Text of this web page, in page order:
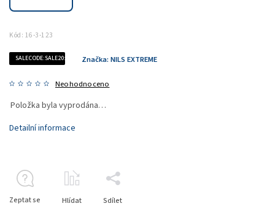
Kód: 16-3-123
SALECODE:SALE20:20:%
Neohodnoceno
Značka: NILS EXTREME
Položka byla vyprodána…
Detailní informace
Zeptat se Hlídat Sdílet